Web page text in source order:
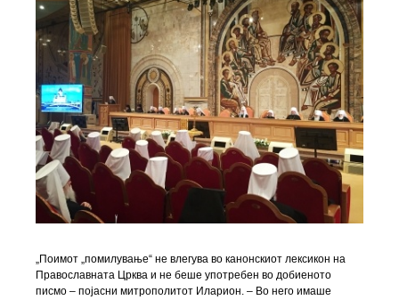
„Поимот „помилување“ не влегува во канонскиот лексикон на
Православната Црква и не беше употребен во добиеното
писмо – појасни митрополитот Иларион. – Во него имаше